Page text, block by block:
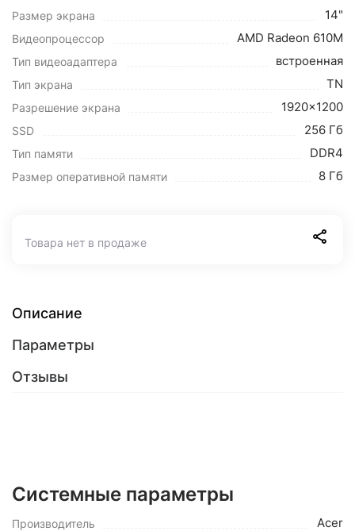
Размер экрана 14"
Видеопроцессор AMD Radeon 610M
Тип видеоадаптера встроенная
Тип экрана TN
Разрешение экрана 1920x1200
SSD 256 Гб
Тип памяти DDR4
Размер оперативной памяти 8 Гб
Товара нет в продаже
Описание
Параметры
Отзывы
Системные параметры
Производитель Acer